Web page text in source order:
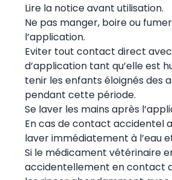
Lire la notice avant utilisation.
Ne pas manger, boire ou
l’application.
Eviter tout contact direct
d’application tant qu’elle est
tenir les enfants éloignés des
pendant cette période.
Se laver les mains après
En cas de contact accidentel
laver immédiatement à l’eau
Si le médicament vétérinaire
accidentellement en contact